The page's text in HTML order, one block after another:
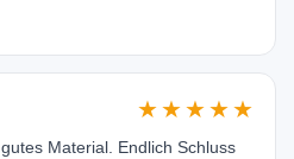
★★★★★
Material. Endlich Schluss